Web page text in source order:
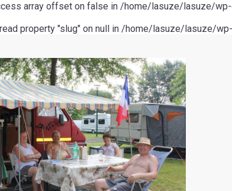
array offset on false in /home/lasuze/lasuze/
property "slug" on null in /home/lasuze/lasuze/